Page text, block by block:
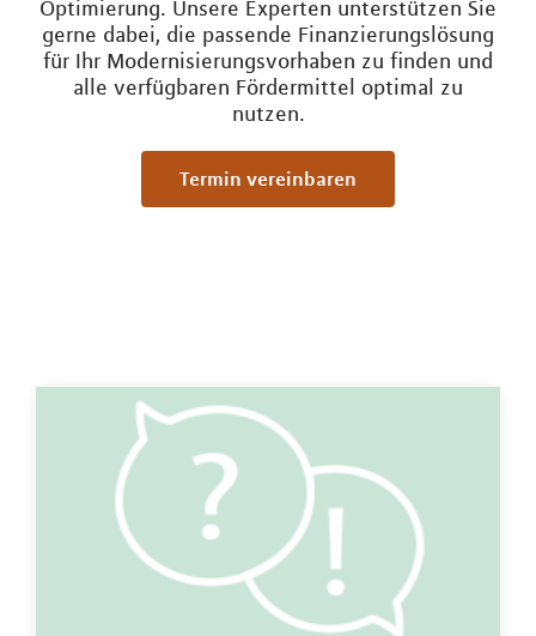
Optimierung. Unsere Experten unterstützen Sie
gerne dabei, die passende Finanzierungslösung
für Ihr Modernisierungsvorhaben zu finden und
alle verfügbaren Fördermittel optimal zu
nutzen.
Termin vereinbaren